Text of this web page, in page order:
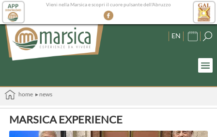
Vieni nella Marsica e scopri il cuore pulsante dell'Abruzzo
EN
home ▸ news
MARSICA EXPERIENCE